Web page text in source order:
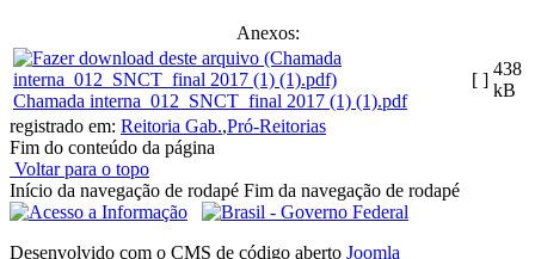
Anexos:
Chamada interna_012_SNCT_final 2017 (1) (1).pdf
[ ]
438
kB
registrado em: Reitoria Gab.,Pró-Reitorias
Fim do conteúdo da página
Voltar para o topo
Início da navegação de rodapé Fim da navegação de rodapé
Desenvolvido com o CMS de código aberto Joomla